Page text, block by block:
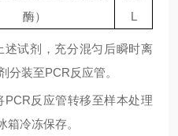
酶）
L
试剂，充分混匀后瞬时离
分装至PCR反应管。
PCR反应管转移至样本处理
箱冷冻保存。